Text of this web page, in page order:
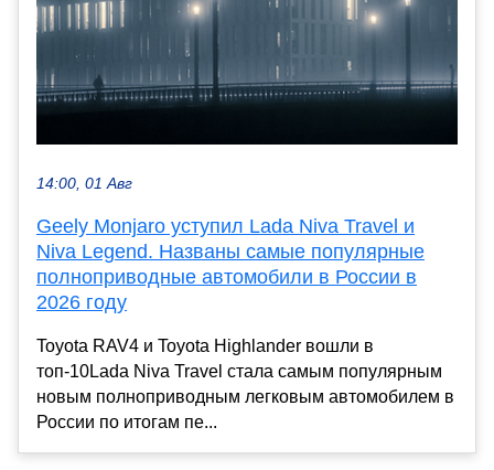
14:00, 01 Авг
Geely Monjaro уступил Lada Niva Travel и
Niva Legend. Названы самые популярные
полноприводные автомобили в России в
2026 году
Toyota RAV4 и Toyota Highlander вошли в
топ-10Lada Niva Travel стала самым популярным
новым полноприводным легковым автомобилем в
России по итогам пе...